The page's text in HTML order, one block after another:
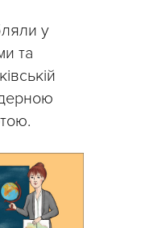
у
та